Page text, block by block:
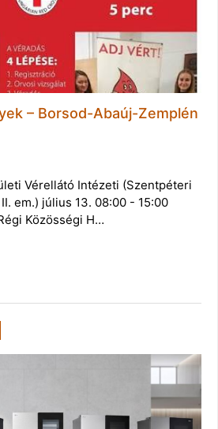
– Borsod-Abaúj-Zemplén
Vérellátó Intézeti (Szentpéteri
em.) július 13. 08:00 - 15:00
Közösségi H…